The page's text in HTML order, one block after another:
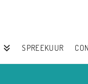
SPREEKUUR